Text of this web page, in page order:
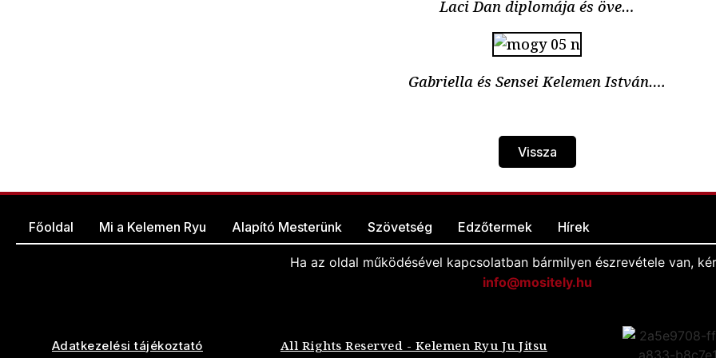
Laci Dan diplomája és öve…
Gabriella és Sensei Kelemen István….
Vissza
Főoldal Mi a Kelemen Ryu Alapító Mesterünk Szövetség Edzőtermek Hírek
Ha az oldal működésével kapcsolatban bármilyen észrevétele van,
info@mositely.hu
Adatkezelési tájékoztató All Rights Reserved - Kelemen Ryu Ju Jitsu